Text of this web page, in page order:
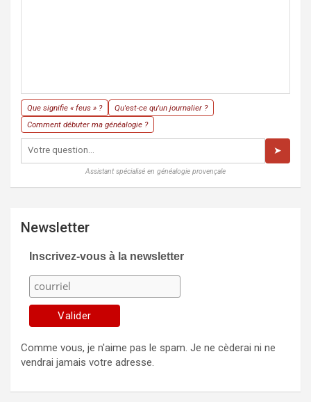
Que signifie « feus » ?
Qu'est-ce qu'un journalier ?
Comment débuter ma généalogie ?
➤
Assistant spécialisé en généalogie provençale
Newsletter
Inscrivez-vous à la newsletter
Comme vous, je n'aime pas le spam. Je ne cèderai ni ne
vendrai jamais votre adresse.